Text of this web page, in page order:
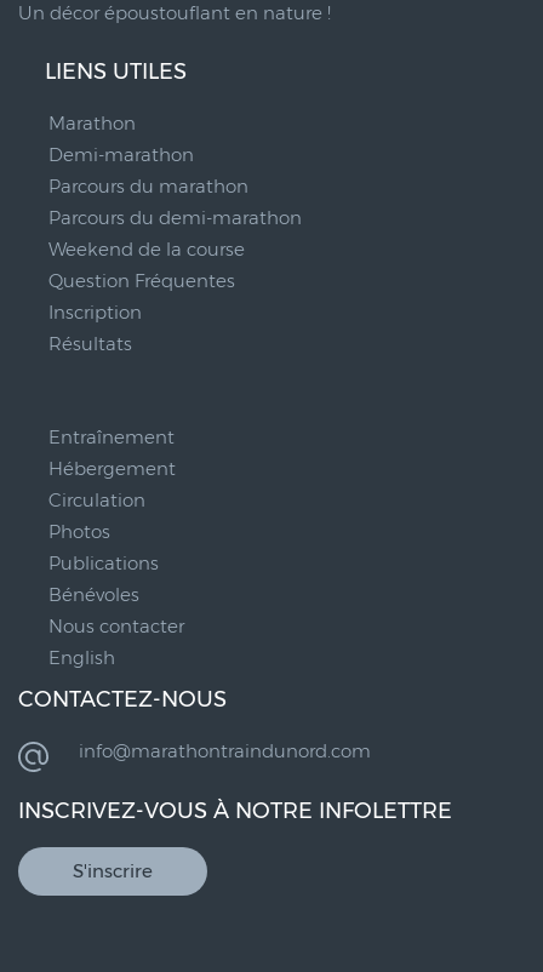
Un décor époustouflant en nature !
LIENS UTILES
Marathon
Demi-marathon
Parcours du marathon
Parcours du demi-marathon
Weekend de la course
Question Fréquentes
Inscription
Résultats
Entraînement
Hébergement
Circulation
Photos
Publications
Bénévoles
Nous contacter
English
CONTACTEZ-NOUS
info@marathontraindunord.com
INSCRIVEZ-VOUS À NOTRE INFOLETTRE
S'inscrire